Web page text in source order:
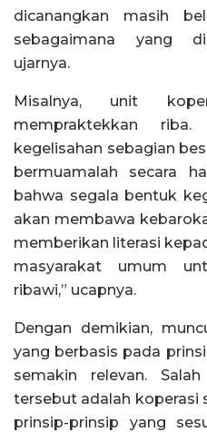
dicanangkan masih
sebagaimana yang
ujarnya.
Misalnya, unit
mempraktekkan
kegelisahan sebagian
bermuamalah secara
bahwa segala bentuk
akan membawa
memberikan literasi
masyarakat umum
ribawi,” ucapnya.
Dengan demikian,
yang berbasis pada
semakin relevan.
tersebut adalah koperasi
prinsip-prinsip yang